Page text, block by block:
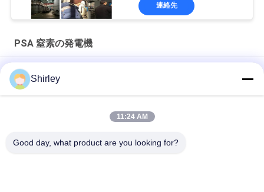
連絡先
PSA 窒素の発電機
ファイバーレーザー切削のための現場PSA窒素発電機 99.99%純
度と90%コスト削減
Shirley
11:24 AM
Good day, what product are you looking for?